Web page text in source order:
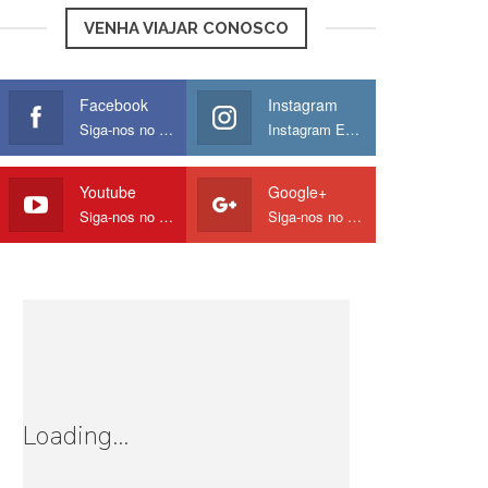
VENHA VIAJAR CONOSCO
Facebook
Siga-nos no Facebook
Instagram
Instagram Europamos
Youtube
Siga-nos no Youtube
Google+
Siga-nos no Google
Loading...